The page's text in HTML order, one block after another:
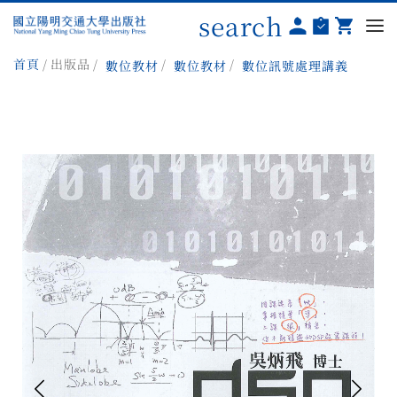
search
首頁 出版品 數位教材 數位教材 數位訊號處理講義